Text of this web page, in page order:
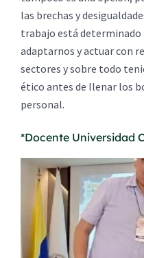
las brechas y
trabajo está determinado
adaptarnos y actuar con
sectores y sobre todo
ético antes de llenar los
personal.
*Docente Universidad